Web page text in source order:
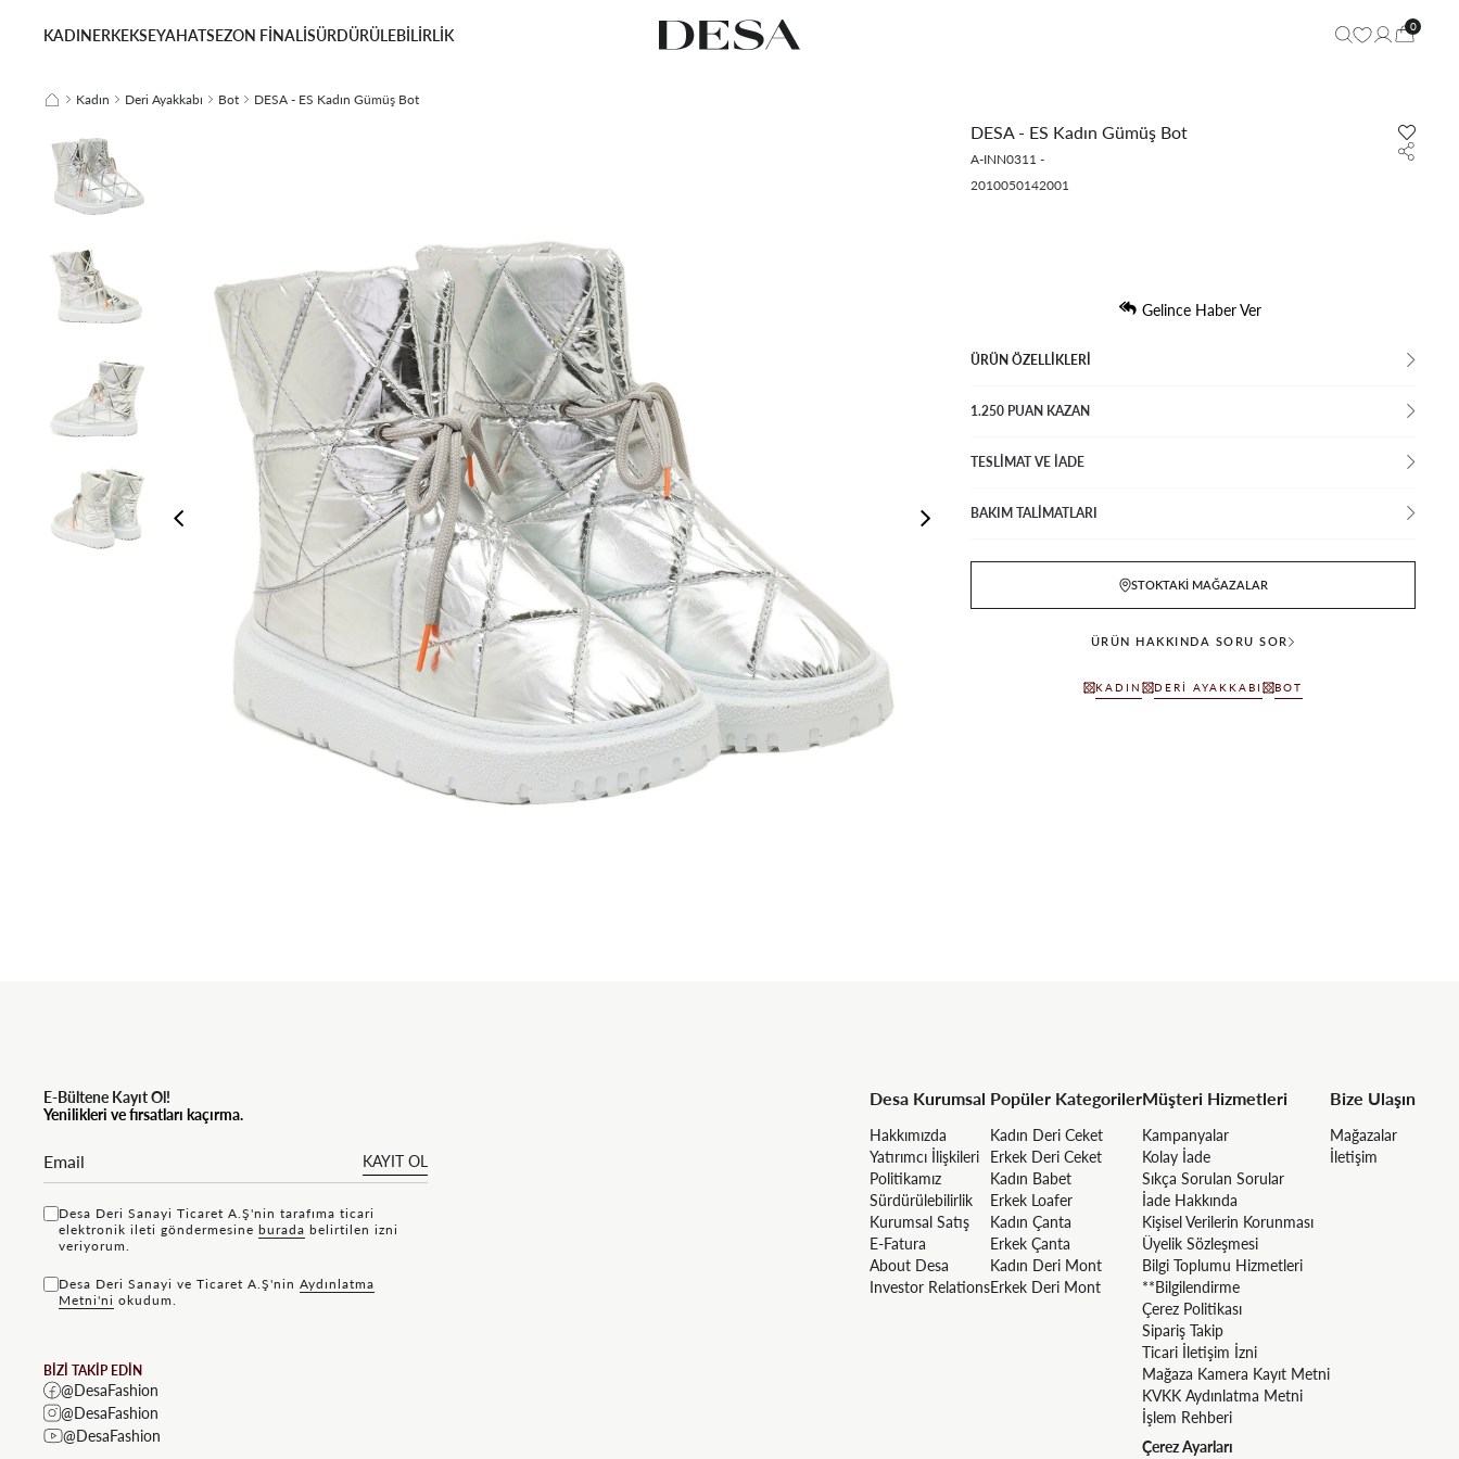
KADINERKEKSEYAHATSEZON FİNALİSÜRDÜRÜLEBİLİRLİK 0
Kadın Deri Ayakkabı Bot DESA - ES Kadın Gümüş Bot
DESA - ES Kadın Gümüş Bot
A-INN0311 -
2010050142001
Gelince Haber Ver
ÜRÜN ÖZELLIKLERI
1.250 PUAN KAZAN
TESLİMAT VE İADE
BAKIM TALİMATLARI
STOKTAKI MAĞAZALAR
ÜRÜN HAKKINDA SORU SOR
KADIN DERI AYAKKABI BOT
E-Bültene Kayıt Ol!
Yenilikleri ve fırsatları kaçırma.
KAYIT OL
Desa Deri Sanayi Ticaret A.Ş'nin tarafıma ticari
elektronik ileti göndermesine bu rada belirtilen izni
veriyorum.
Desa Deri Sanayi ve Ticaret A.Ş'nin Aydınlatma
Metni'ni okudum.
BİZİ TAKİP EDİN
@DesaFashion
@DesaFashion
@DesaFashion
Desa Kurumsal
Hakkımızda
Yatırımcı İlişkileri
Politikamız
Sürdürülebilirlik
Kurumsal Satış
E-Fatura
About Desa
Investor Relations
Popüler Kategoriler
Kadın Deri Ceket
Erkek Deri Ceket
Kadın Babet
Erkek Loafer
Kadın Çanta
Erkek Çanta
Kadın Deri Mont
Erkek Deri Mont
Müşteri Hizmetleri
Kampanyalar
Kolay İade
Sıkça Sorulan Sorular
İade Hakkında
Kişisel Verilerin Korunması
Üyelik Sözleşmesi
Bilgi Toplumu Hizmetleri
**Bilgilendirme
Çerez Politikası
Sipariş Takip
Ticari İletişim İzni
Mağaza Kamera Kayıt Metni
KVKK Aydınlatma Metni
İşlem Rehberi
Çerez Ayarları
Bize Ulaşın
Mağazalar
İletişim